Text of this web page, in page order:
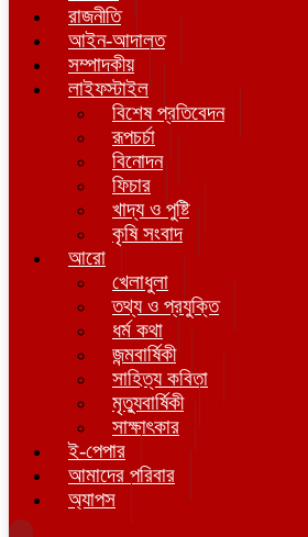
রাজনীতি
আইন-আদালত
সম্পাদকীয়
লাইফস্টাইল
বিশেষ প্রতিবেদন
রূপচর্চা
বিনোদন
ফিচার
খাদ্য ও পুষ্টি
কৃষি সংবাদ
আরো
খেলাধুলা
তথ্য ও প্রযুক্তি
ধর্ম কথা
জন্মবার্ষিকী
সাহিত্য কবিতা
মৃত্যুবার্ষিকী
সাক্ষাৎকার
ই-পেপার
আমাদের পরিবার
অ্যাপস